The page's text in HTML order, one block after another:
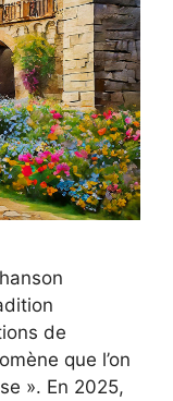
de
que l’on
». En 2025,